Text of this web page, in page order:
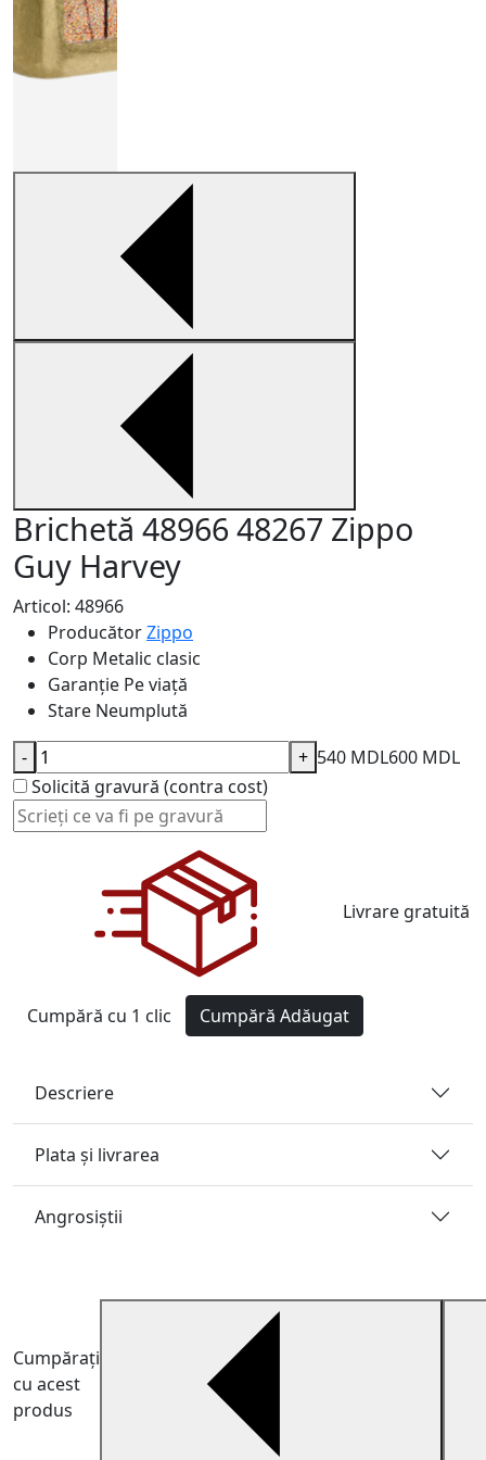
Brichetă 48966 48267 Zippo
Guy Harvey
Articol: 48966
ProducătorZippo
Corp Metalic clasic
Garanție Pe viață
Stare Neumplută
540 MDL600 MDL
Solicită gravură (contra cost)
- +
Livrare gratuită
Cumpără cu 1 clic Cumpără Adăugat
Descriere
Plata și livrarea
Angrosiştii
Cumpărați
cu acest
produs